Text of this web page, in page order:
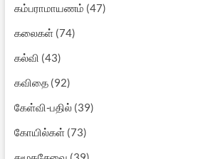
கம்பராமாயணம் (47)
கலைகள்(74)
கல்வி (43)
கவிதை(92)
கேள்வி-பதில்(39)
கோயில்கள்(73)